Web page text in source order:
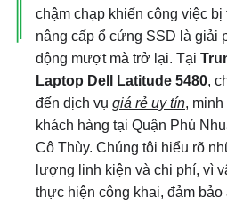
chậm chạp khiến công việc
nâng cấp ổ cứng SSD là giải
động mượt mà trở lại. Tại
Laptop Dell Latitude 5480,
đến dịch vụ giá rẻ uy tín,
khách hàng tại Quận Phú
Cô Thùy. Chúng tôi hiểu rõ
lượng linh kiện và chi phí, vì
thực hiện công khai, đảm bảo